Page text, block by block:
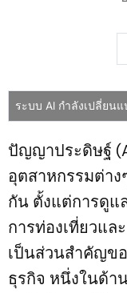
ระบบ AI กำลังเปลี่ยน
ปัญญาประดิษฐ์
อุตสาหกรรมต่าง
กัน ตั้งแต่การดูแ
การท่องเที่ยวแล
เป็นส่วนสำคัญข
ธุรกิจ หนึ่งในด้า